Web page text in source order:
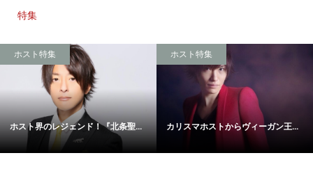
特集
ホスト特集
ホスト界のレジェンド！『北条聖...
ホスト特集
カリスマホストからヴィーガン王...